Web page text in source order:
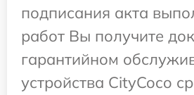
подписания акта
работ Вы получите
гарантийном
устройства CityCoco